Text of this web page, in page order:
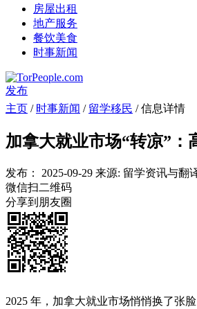
房屋出租
地产服务
餐饮美食
时事新闻
发布
主页 / 时事新闻 / 留学移民 / 信息详情
加拿大就业市场“转凉”：
发布： 2025-09-29 来源: 留学资讯与翻
微信扫二维码
分享到朋友圈
2025 年，加拿大就业市场悄悄换了张